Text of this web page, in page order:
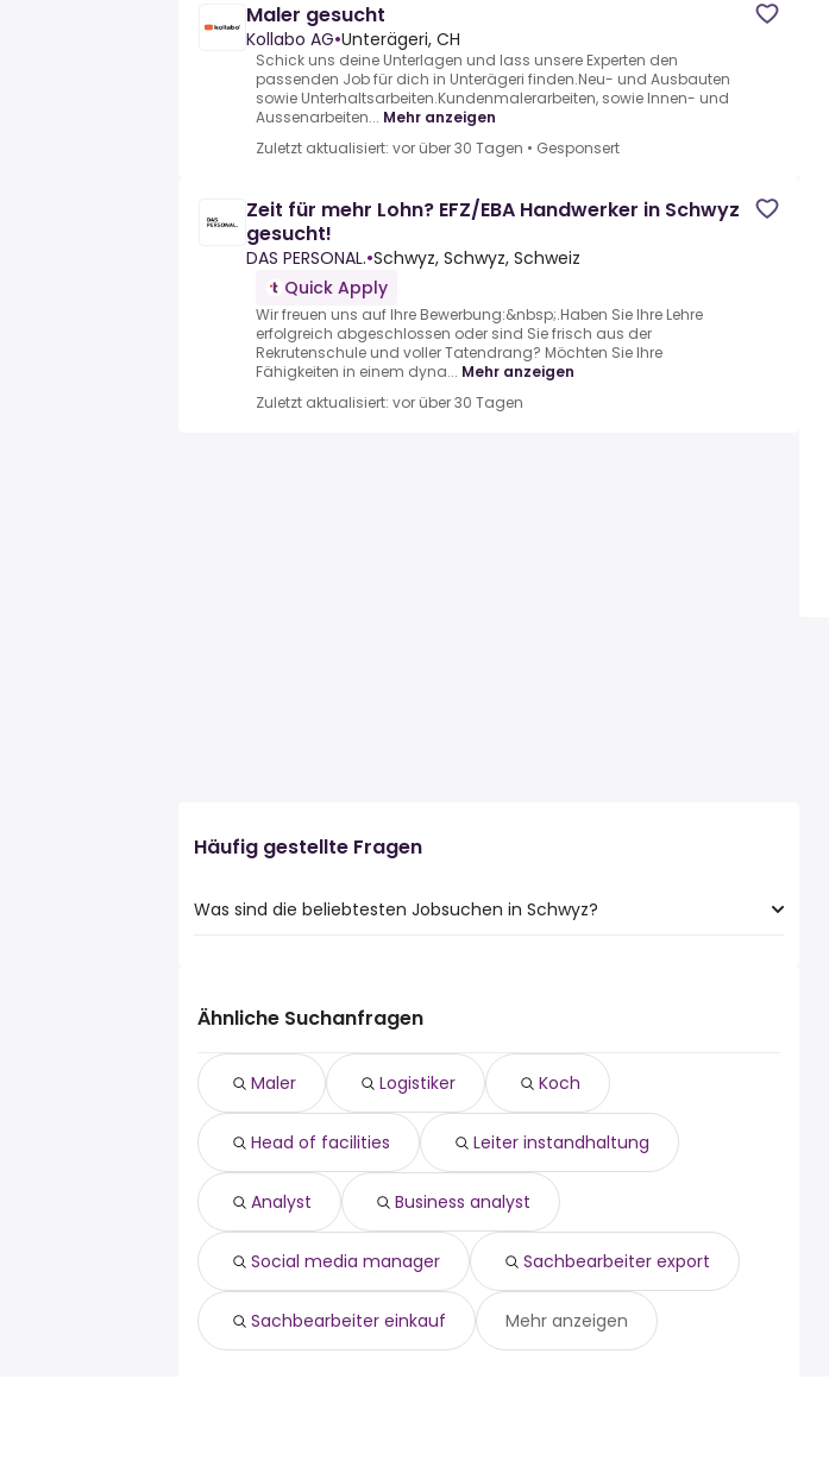
Maler gesucht
Kollabo AG•Unterägeri, CH
Schick uns deine Unterlagen und lass unsere Experten den
passenden Job für dich in Unterägeri finden.Neu- und Ausbauten
sowie Unterhaltsarbeiten.Kundenmalerarbeiten, sowie Innen- und
Aussenarbeiten... Mehr anzeigen
Zuletzt aktualisiert: vor über 30 Tagen • Gesponsert
Zeit für mehr Lohn? EFZ/EBA Handwerker in Schwyz
gesucht!
DAS PERSONAL.•Schwyz, Schwyz, Schweiz
Quick Apply
Wir freuen uns auf Ihre Bewerbung:&nbsp;.Haben Sie Ihre Lehre
erfolgreich abgeschlossen oder sind Sie frisch aus der
Rekrutenschule und voller Tatendrang? Möchten Sie Ihre
Fähigkeiten in einem dyna... Mehr anzeigen
Zuletzt aktualisiert: vor über 30 Tagen
Häufig gestellte Fragen
Was sind die beliebtesten Jobsuchen in Schwyz?
koch
head of facilities
leiter instandhaltung
analyst
business analyst
social media manager
sachbearbeiter export
sachbearbeiter einkauf
Ähnliche Suchanfragen
Maler Logistiker Koch
Head of facilities Leiter instandhaltung
Analyst Business analyst
Social media manager Sachbearbeiter export
Sachbearbeiter einkauf Mehr anzeigen